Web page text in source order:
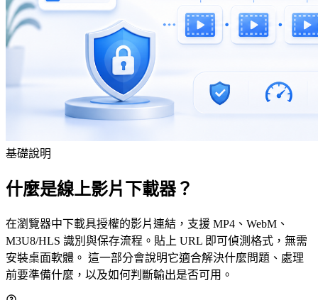
基礎說明
什麼是線上影片下載器？
在瀏覽器中下載具授權的影片連結，支援 MP4、WebM、
M3U8/HLS 識別與保存流程。貼上 URL 即可偵測格式，無需
安裝桌面軟體。 這一部分會說明它適合解決什麼問題、處理
前要準備什麼，以及如何判斷輸出是否可用。